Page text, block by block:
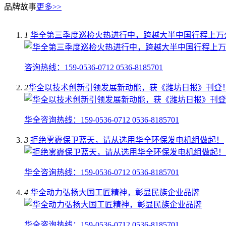
品牌故事更多>>
1 华全第三季度巡检火热进行中，跨越大半中国行程上万
咨询热线：159-0536-0712 0536-8185701
2华全以技术创新引领发展新动能，获《潍坊日报》刊登
华全咨询热线：159-0536-0712 0536-8185701
3 拒绝雾霾保卫蓝天，请从选用华全环保发电机组做起！
华全咨询热线：159-0536-0712 0536-8185701
4 华全动力弘扬大国工匠精神，彰显民族企业品牌